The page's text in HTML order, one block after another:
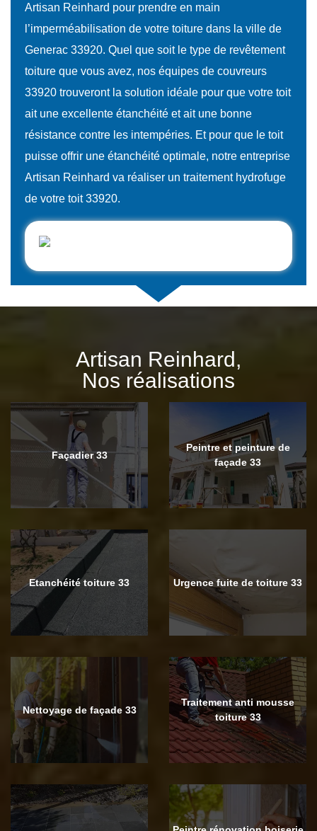
Artisan Reinhard pour prendre en main
l’imperméabilisation de votre toiture dans la ville de
Generac 33920. Quel que soit le type de revêtement
toiture que vous avez, nos équipes de couvreurs
33920 trouveront la solution idéale pour que votre toit
ait une excellente étanchéité et ait une bonne
résistance contre les intempéries. Et pour que le toit
puisse offrir une étanchéité optimale, notre entreprise
Artisan Reinhard va réaliser un traitement hydrofuge
de votre toit 33920.
Artisan Reinhard,
Nos réalisations
Façadier 33
Peintre et peinture de
façade 33
Etanchéité toiture 33 Urgence fuite de toiture 33
Nettoyage de façade 33
Traitement anti mousse
toiture 33